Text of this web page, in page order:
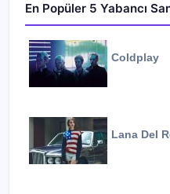
En Popüler 5 Yabancı
Coldplay
Lana Del